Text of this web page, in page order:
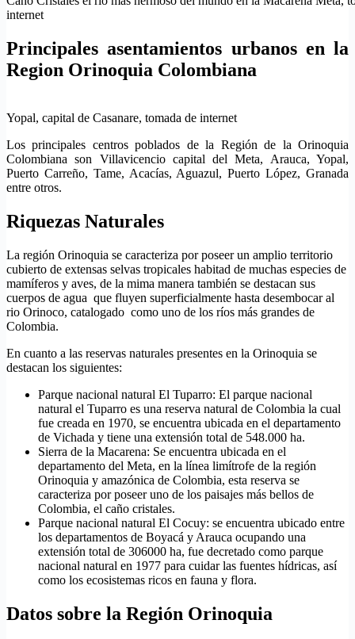
internet
Principales asentamientos urbanos en la
Region Orinoquia Colombiana
Yopal, capital de Casanare, tomada de internet
Los principales centros poblados de la Región de la Orinoquia
Colombiana son Villavicencio capital del Meta, Arauca, Yopal,
Puerto Carreño, Tame, Acacías, Aguazul, Puerto López, Granada
entre otros.
Riquezas Naturales
La región Orinoquia se caracteriza por poseer un amplio territorio
cubierto de extensas selvas tropicales habitad de muchas especies de
mamíferos y aves, de la mima manera también se destacan sus
cuerpos de agua que fluyen superficialmente hasta desembocar al
rio Orinoco, catalogado como uno de los ríos más grandes de
Colombia.
En cuanto a las reservas naturales presentes en la Orinoquia se
destacan los siguientes:
Parque nacional natural El Tuparro: El parque nacional
natural el Tuparro es una reserva natural de Colombia la cual
fue creada en 1970, se encuentra ubicada en el departamento
de Vichada y tiene una extensión total de 548.000 ha.
Sierra de la Macarena: Se encuentra ubicada en el
departamento del Meta, en la línea limítrofe de la región
Orinoquia y amazónica de Colombia, esta reserva se
caracteriza por poseer uno de los paisajes más bellos de
Colombia, el caño cristales.
Parque nacional natural El Cocuy: se encuentra ubicado entre
los departamentos de Boyacá y Arauca ocupando una
extensión total de 306000 ha, fue decretado como parque
nacional natural en 1977 para cuidar las fuentes hídricas, así
como los ecosistemas ricos en fauna y flora.
Datos sobre la Región Orinoquia